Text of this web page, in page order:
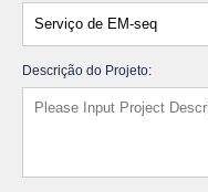
Descrição do Projeto: